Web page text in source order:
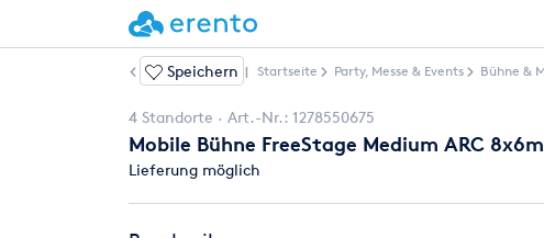
Weitere Artikel | Startseite Party, Messe & Events Bühne &
Speichern
4 Standorte Art.-Nr.: 1278550675
Mobile Bühne FreeStage Medium ARC 8x6m
Lieferung möglich